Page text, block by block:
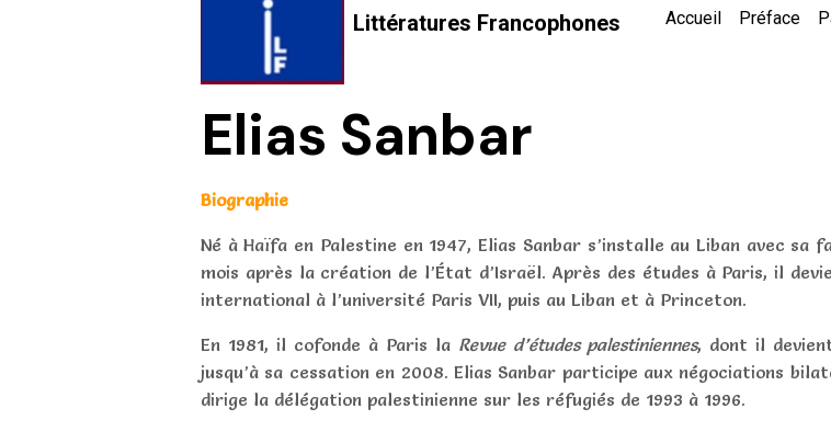
Littératures Francophones Accueil Préface
Elias Sanbar
Biographie
Né à Haïfa en Palestine en 1947, Elias Sanbar s’installe au Liban avec sa
mois après la création de l’État d’Israël. Après des études à Paris, il
international à l’université Paris VII, puis au Liban et à Princeton.
En 1981, il cofonde à Paris la Revue d’études palestiniennes, dont il
jusqu’à sa cessation en 2008. Elias Sanbar participe aux négociations
dirige la délégation palestinienne sur les réfugiés de 1993 à 1996.